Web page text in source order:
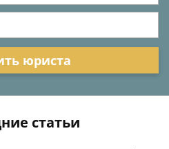
юриста
статьи